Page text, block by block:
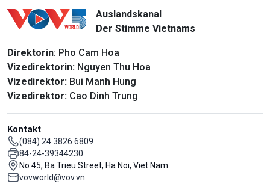
Auslandskanal
Der Stimme Vietnams
Direktorin: Pho Cam Hoa
Vizedirektorin: Nguyen Thu Hoa
Vizedirektor: Bui Manh Hung
Vizedirektor: Cao Dinh Trung
Kontakt
(084) 24 3826 6809
84-24-39344230
No 45, Ba Trieu Street, Ha Noi, Viet Nam
vovworld@vov.vn